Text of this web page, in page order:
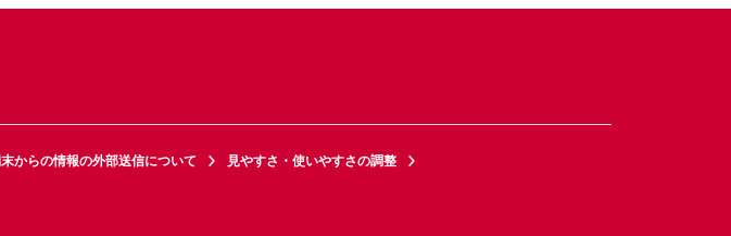
からの情報の外部送信について
見やすさ・使いやすさの調整